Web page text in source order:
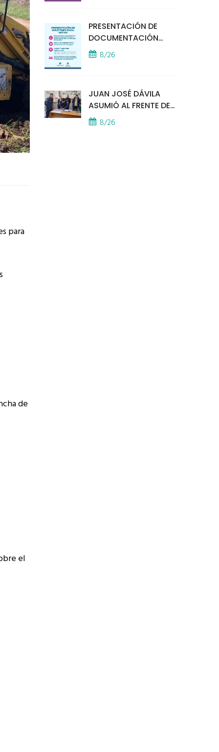
para
de
el
PRESENTACIÓN DE
DOCUMENTACIÓN
PARA BECAS
EDUCATIVAS
8/26
JUAN JOSÉ DÁVILA
ASUMIÓ AL FRENTE DE
LA POLICÍA COMUNAL
8/26